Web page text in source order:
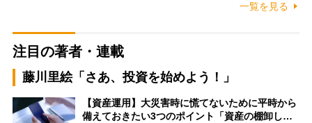
一覧を見る
注目の著者・連載
藤川里絵「さあ、投資を始めよう！」
【資産運用】大災害時に慌てないために平時から
備えておきたい3つのポイント「資産の棚卸し…